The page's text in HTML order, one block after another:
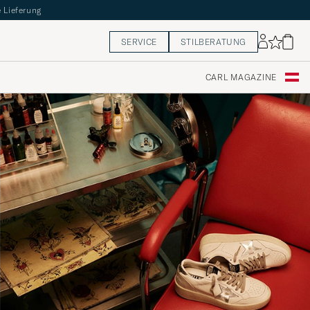
Lieferung
SERVICE STILBERATUNG
CARL MAGAZINE